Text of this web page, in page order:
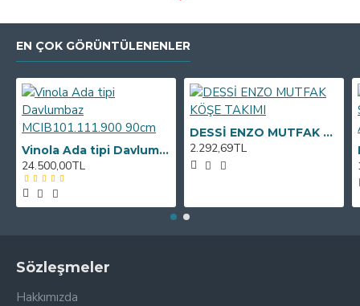
EN ÇOK GÖRÜNTÜLENENLER
Vinola Ada tipi Davlumbaz MCIB101.111.900 90cm
24.500,00TL
DESSİ ENZO MUTFAK KÖŞE TAKIMI
2.292,69TL
Sözleşmeler
Hakkımızda